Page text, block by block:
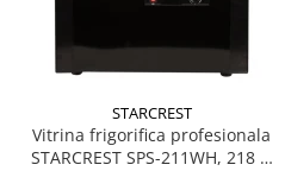
STARCREST
Vitrina frigorifica profesionala
STARCREST SPS-211WH, 218 L,